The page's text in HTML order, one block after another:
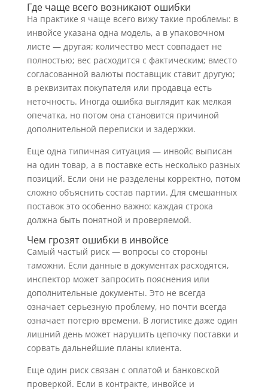
Где чаще всего возникают ошибки
На практике я чаще всего вижу такие проблемы: в
инвойсе указана одна модель, а в упаковочном
листе — другая; количество мест совпадает не
полностью; вес расходится с фактическим; вместо
согласованной валюты поставщик ставит другую;
в реквизитах покупателя или продавца есть
неточность. Иногда ошибка выглядит как мелкая
опечатка, но потом она становится причиной
дополнительной переписки и задержки.
Еще одна типичная ситуация — инвойс выписан
на один товар, а в поставке есть несколько разных
позиций. Если они не разделены корректно, потом
сложно объяснить состав партии. Для смешанных
поставок это особенно важно: каждая строка
должна быть понятной и проверяемой.
Чем грозят ошибки в инвойсе
Самый частый риск — вопросы со стороны
таможни. Если данные в документах расходятся,
инспектор может запросить пояснения или
дополнительные документы. Это не всегда
означает серьезную проблему, но почти всегда
означает потерю времени. В логистике даже один
лишний день может нарушить цепочку поставки и
сорвать дальнейшие планы клиента.
Еще один риск связан с оплатой и банковской
проверкой. Если в контракте, инвойсе и